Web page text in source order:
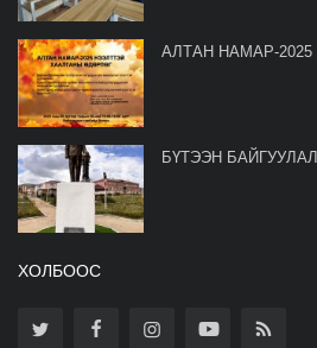
АЛТАН НАМАР-2025
БҮТЭЭН
ХОЛБООС